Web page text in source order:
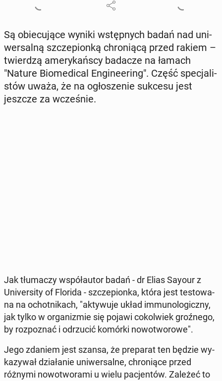
Są obie­cu­ją­ce wyniki wstęp­nych badań nad uni­
wer­sal­ną szcze­pion­ką chro­nią­cą przed rakiem –
twier­dzą ame­ry­kań­scy badacze na łamach
"Nature Bio­me­di­cal En­gi­ne­ering". Część spe­cja­li­
stów uważa, że na ogło­sze­nie sukcesu jest
jeszcze za wcze­śnie.
Jak tłu­ma­czy współ­au­tor badań - dr Elias Sayour z
Uni­ver­si­ty of Florida - szcze­pion­ka, która jest te­sto­wa­
na na ochot­ni­kach, "ak­ty­wu­je układ im­mu­no­lo­gicz­ny,
jak tylko w or­ga­ni­zmie się pojawi co­kol­wiek groź­ne­go,
by roz­po­znać i od­rzu­cić komórki no­wo­two­ro­we".
Jego zdaniem jest szansa, że pre­pa­rat ten będzie wy­
ka­zy­wał dzia­ła­nie uni­wer­sal­ne, chro­nią­ce przed
różnymi no­wo­two­ra­mi u wielu pa­cjen­tów. Zależeć to